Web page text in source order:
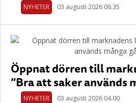
NYHETER 03 augusti 2026 06.35
Öppnat dörren till
”Bra att saker används
NYHETER 03 augusti 2026 04.00